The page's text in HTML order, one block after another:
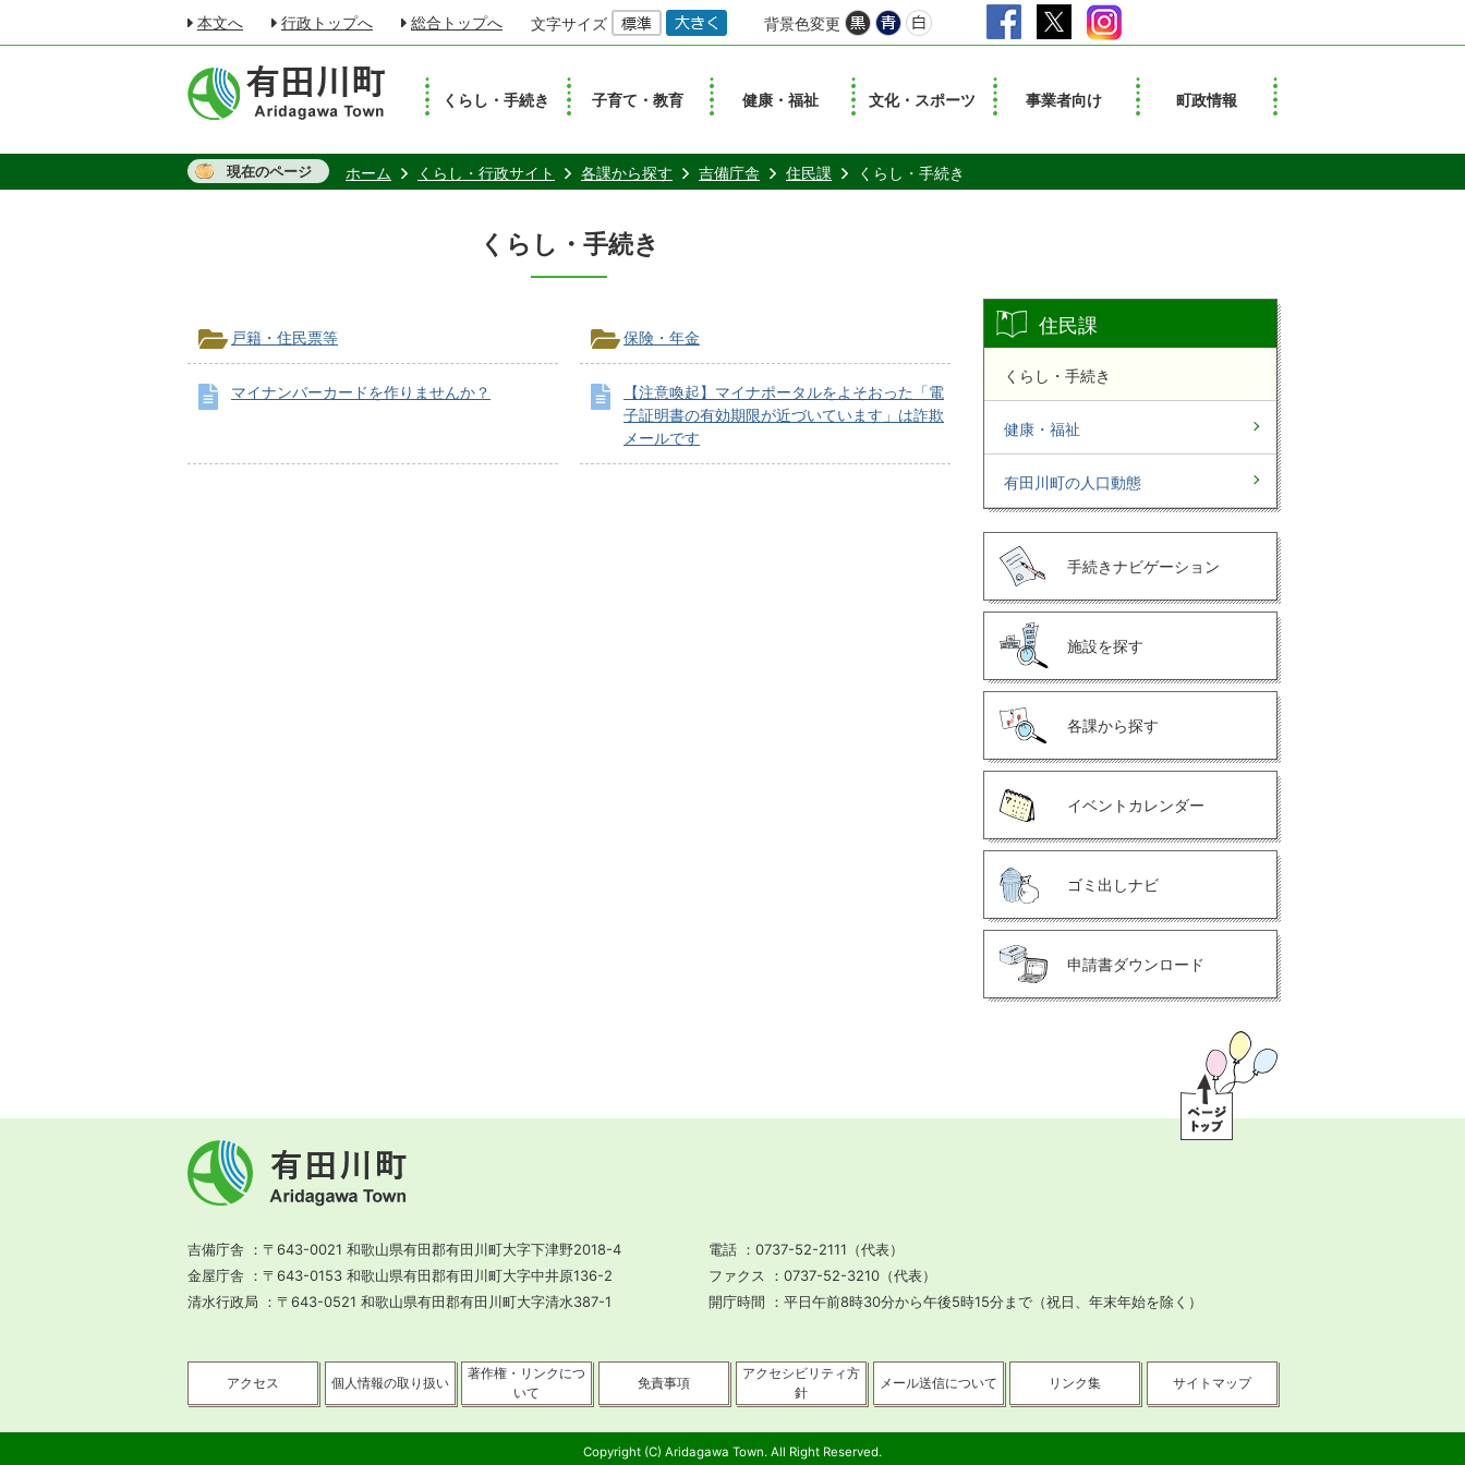
本文へ 行政トップへ 総合トップへ 文字サイズ 背景色変更
くらし・手続き 子育て・教育 健康・福祉 文化・スポーツ 事業者向け 町政情報
現在のページ ホーム くらし・行政サイト 各課から探す 吉備庁舎 住民課 くらし・手続き
くらし・手続き
戸籍・住民票等 保険・年金
マイナンバーカードを作りませんか？
【注意喚起】マイナポータルをよそおった「電
子証明書の有効期限が近づいています」は詐欺
メールです
住民課
くらし・手続き
健康・福祉
有田川町の人口動態
手続きナビゲーション
施設を探す
各課から探す
イベントカレンダー
ゴミ出しナビ
申請書ダウンロード
有
田
川
Town
吉備庁舎
〒643-0021 和歌山県有田郡有田川町大字下津野2018-4
金屋庁舎
〒643-0153 和歌山県有田郡有田川町大字中井原136-2
清水行政局
〒643-0521 和歌山県有田郡有田川町大字清水387-1
電話
0737-52-2111（代表）
ファクス
0737-52-3210（代表）
開庁時間
平日午前8時30分から午後5時15分まで （祝日、年末年始を除く）
アクセス 個人情報の取り扱い
著作権・リンクにつ
いて
免責事項
アクセシビリティ方
針
メール送信について リンク集 サイトマップ
ッ
プ
Copyright (C) Aridagawa Town. All Right Reserved.